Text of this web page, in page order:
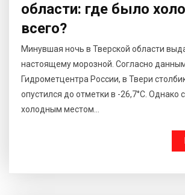
области: где было
всего?
Минувшая ночь в Тверской области
настоящему морозной. Согласно
Гидрометцентра России, в Твери
опустился до отметки в -26,7°С. Однако
холодным местом...